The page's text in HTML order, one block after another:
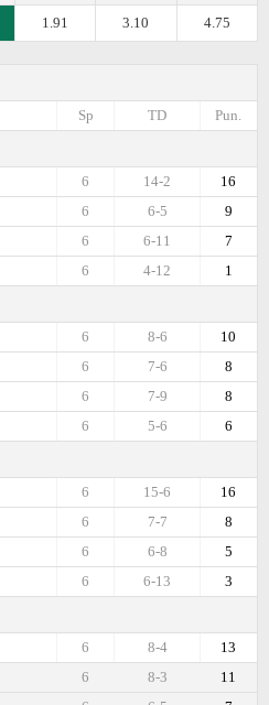
4.75
3.10
1.91
Pun.
TD
Sp
16
14-2
6
9
6-5
6
7
6-11
6
1
4-12
6
10
8-6
6
8
7-6
6
8
7-9
6
6
5-6
6
16
15-6
6
8
7-7
6
5
6-8
6
3
6-13
6
13
8-4
6
11
8-3
6